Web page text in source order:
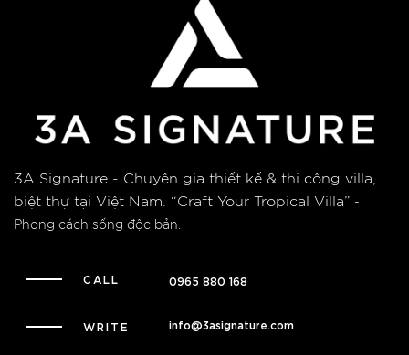
3A Signature - Chuyên gia thiết kế & thi công villa,
biệt thự tại Việt Nam. “Craft Your Tropical Villa” -
Phong cách sống độc bản.
CALL 0965 880 168
WRITE info@3asignature.com